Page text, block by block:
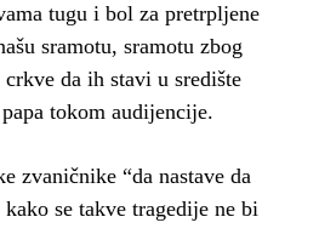
tugu i bol za pretrpljene
sramotu, sramotu zbog
crkve da ih stavi u središte
tokom audijencije.
zvaničnike “da nastave da
se takve tragedije ne bi